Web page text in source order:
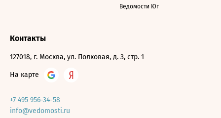
Ведомости Юг
Контакты
127018, г. Москва, ул. Полковая, д. 3, стр. 1
На карте
+7 495 956-34-58
info@vedomosti.ru